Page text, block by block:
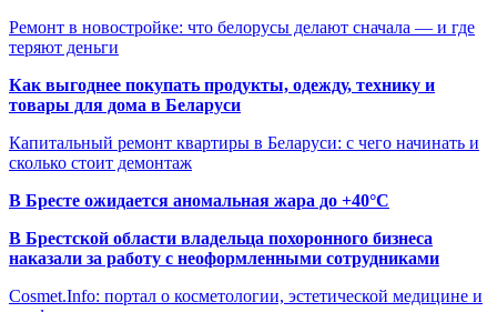
Ремонт в новостройке: что белорусы делают сначала — и где
теряют деньги
Как выгоднее покупать продукты, одежду, технику и
товары для дома в Беларуси
Капитальный ремонт квартиры в Беларуси: с чего начинать и
сколько стоит демонтаж
В Бресте ожидается аномальная жара до +40°C
В Брестской области владельца похоронного бизнеса
наказали за работу с неоформленными сотрудниками
Cosmet.Info: портал о косметологии, эстетической медицине и